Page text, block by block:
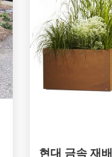
현대 금속 재